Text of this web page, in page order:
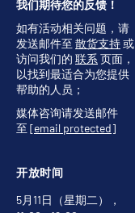
开放时间
5月11日（星期二），
我们期待您的反馈！
如有活动相关问题，请
发送邮件至 散货支持或
访问我们的 联系 页面，
以找到最适合为您提供
帮助的人员；
媒体咨询请发送邮件
至 [email protected]